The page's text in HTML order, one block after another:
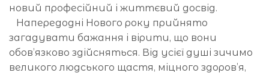
новий професійний і життєвий досвід.
Напередодні Нового року прийнято
загадувати бажання і вірити, що вони
обов’язково здійсняться. Від усієї душі зичимо
великого людського щастя, міцного здоров’я,